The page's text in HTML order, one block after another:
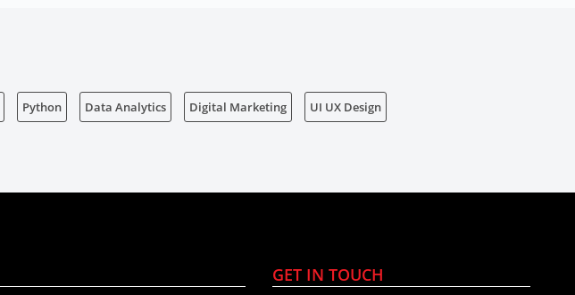
Python Data Analytics Digital Marketing UI UX Design
GET IN TOUCH